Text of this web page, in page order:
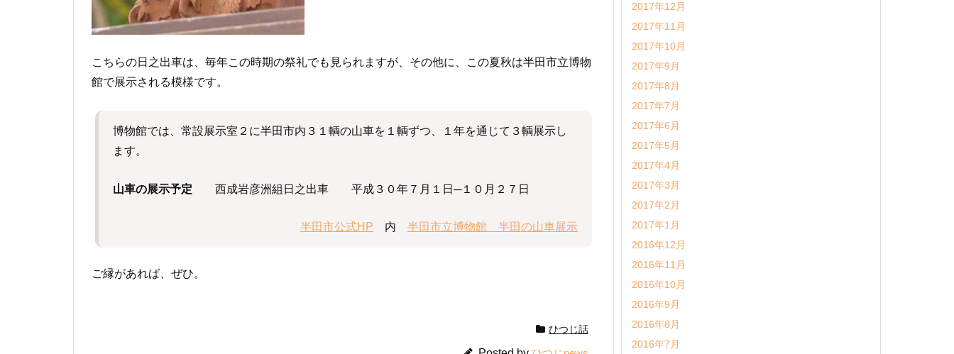
こちらの日之出車は、毎年この時期の祭礼でも見られますが、その他に、この夏秋は半田市立博物
館で展示される模様です。
博物館では、常設展示室２に半田市内３１輌の山車を１輌ずつ、１年を通じて３輌展示し
ます。
山車の展示予定 西成岩彦洲組日之出車 平成３０年７月１日─１０月２７日
半田市公式HP 内 半田市立博物館 半田の山車展示
ご縁があれば、ぜひ。
ひつじ話
2017年12月
2017年11月
2017年10月
2017年9月
2017年8月
2017年7月
2017年6月
2017年5月
2017年4月
2017年3月
2017年2月
2017年1月
2016年12月
2016年11月
2016年10月
2016年9月
2016年8月
2016年7月